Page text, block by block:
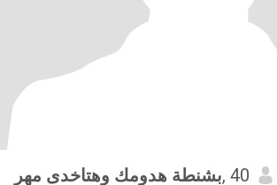
بشنطة هدومك وهتاخدى مهر, 40